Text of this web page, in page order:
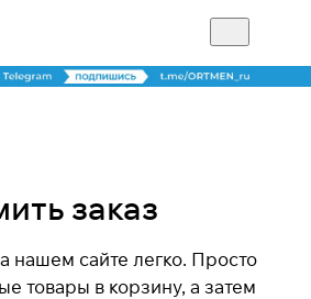
заказ
нашем сайте легко. Просто
товары в корзину, а затем